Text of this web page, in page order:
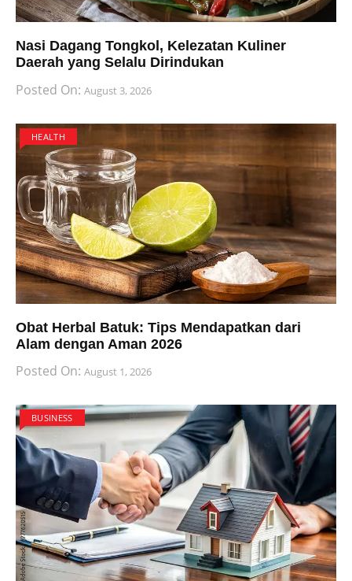
Nasi Dagang Tongkol, Kelezatan Kuliner
Daerah yang Selalu Dirindukan
Posted On: August 3, 2026
HEALTH
Obat Herbal Batuk: Tips Mendapatkan dari
Alam dengan Aman 2026
Posted On: August 1, 2026
BUSINESS